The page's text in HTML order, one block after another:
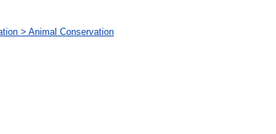
> Animal Conservation